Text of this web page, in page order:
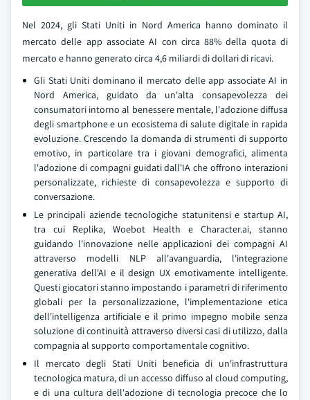
Nel 2024, gli Stati Uniti in Nord America hanno dominato il
mercato delle app associate AI con circa 88% della quota di
mercato e hanno generato circa 4,6 miliardi di dollari di ricavi.
Gli Stati Uniti dominano il mercato delle app associate AI in
Nord America, guidato da un'alta consapevolezza dei
consumatori intorno al benessere mentale, l'adozione diffusa
degli smartphone e un ecosistema di salute digitale in rapida
evoluzione. Crescendo la domanda di strumenti di supporto
emotivo, in particolare tra i giovani demografici, alimenta
l'adozione di compagni guidati dall'IA che offrono interazioni
personalizzate, richieste di consapevolezza e supporto di
conversazione.
Le principali aziende tecnologiche statunitensi e startup AI,
tra cui Replika, Woebot Health e Character.ai, stanno
guidando l'innovazione nelle applicazioni dei compagni AI
attraverso modelli NLP all'avanguardia, l'integrazione
generativa dell'AI e il design UX emotivamente intelligente.
Questi giocatori stanno impostando i parametri di riferimento
globali per la personalizzazione, l'implementazione etica
dell'intelligenza artificiale e il primo impegno mobile senza
soluzione di continuità attraverso diversi casi di utilizzo, dalla
compagnia al supporto comportamentale cognitivo.
Il mercato degli Stati Uniti beneficia di un'infrastruttura
tecnologica matura, di un accesso diffuso al cloud computing,
e di una cultura dell'adozione di tecnologia precoce che lo